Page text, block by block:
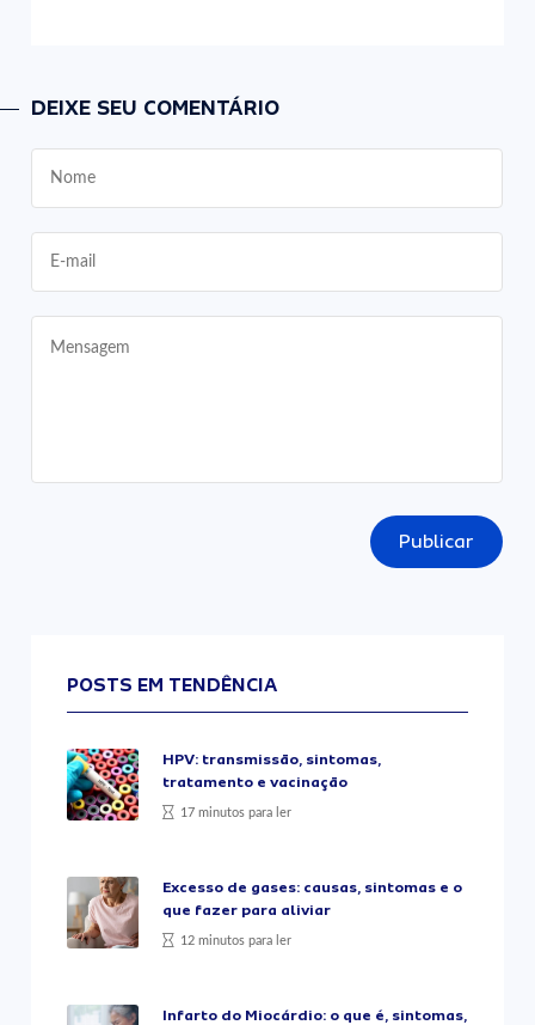
DEIXE SEU COMENTÁRIO
Publicar
POSTS EM TENDÊNCIA
HPV: transmissão, sintomas,
tratamento e vacinação
17 minutos para ler
Excesso de gases: causas, sintomas e o
que fazer para aliviar
12 minutos para ler
Infarto do Miocárdio: o que é, sintomas,